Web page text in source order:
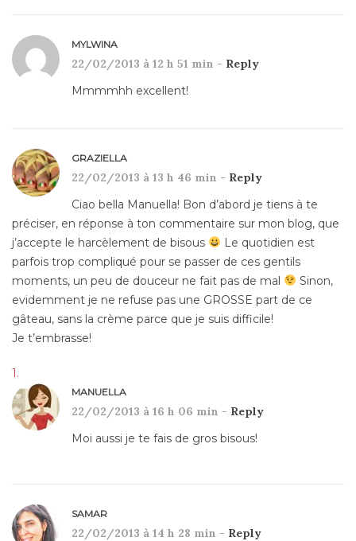
MYLWINA
22/02/2013 à 12 h 51 min - Reply
Mmmmhh excellent!
GRAZIELLA
22/02/2013 à 13 h 46 min - Reply
Ciao bella Manuella! Bon d’abord je tiens à te
préciser, en réponse à ton commentaire sur mon blog, que
j’accepte le harcèlement de bisous
Le quotidien est
parfois trop compliqué pour se passer de ces gentils
moments, un peu de douceur ne fait pas de mal
Sinon,
evidemment je ne refuse pas une GROSSE part de ce
gâteau, sans la crème parce que je suis difficile!
Je t’embrasse!
MANUELLA
22/02/2013 à 16 h 06 min - Reply
Moi aussi je te fais de gros bisous!
SAMAR
22/02/2013 à 14 h 28 min - Reply